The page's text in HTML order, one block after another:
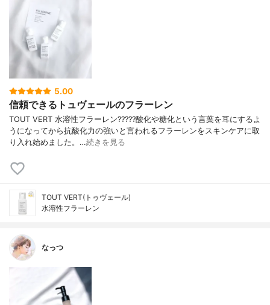
5.00
信頼できるトュヴェールのフラーレン
TOUT VERT 水溶性フラーレン?????酸化や糖化という言葉を耳にするよ
うになってから抗酸化力の強いと言われるフラーレンをスキンケアに取
り入れ始めました。…続きを見る
TOUT VERT(トゥヴェール)
水溶性フラーレン
なっつ